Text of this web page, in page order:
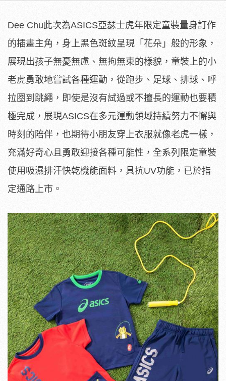
Dee Chu此次為ASICS亞瑟士虎年限定童裝量身訂作
的插畫主角，身上黑色斑紋呈現「花朵」般的形象，
展現出孩子無憂無慮、無拘無束的樣貌，童裝上的小
老虎勇敢地嘗試各種運動，從跑步、足球、排球、呼
拉圈到跳繩，即使是沒有試過或不擅長的運動也要積
極完成，展現ASICS在多元運動領域持續努力不懈與
時刻的陪伴，也期待小朋友穿上衣服就像老虎一樣，
充滿好奇心且勇敢迎接各種可能性，全系列限定童裝
使用吸濕排汗快乾機能面料，具抗UV功能，已於指
定通路上市。